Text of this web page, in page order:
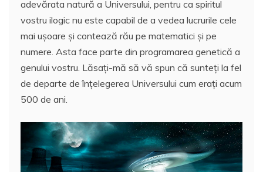
adevărata natură a Universului, pentru ca spiritul
vostru ilogic nu este capabil de a vedea lucrurile cele
mai ușoare și contează rău pe matematici și pe
numere. Asta face parte din programarea genetică a
genului vostru. Lăsați-mă să vă spun că sunteți la fel
de departe de înțelegerea Universului cum erați acum
500 de ani.